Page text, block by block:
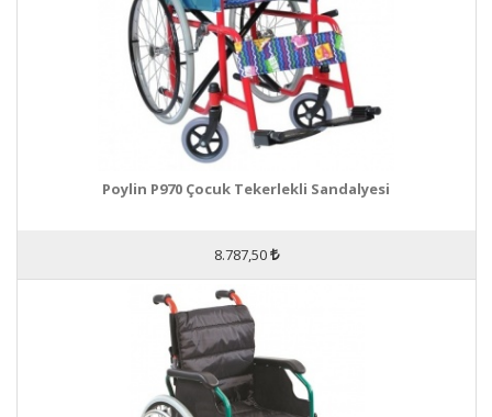
Poylin P970 Çocuk Tekerlekli Sandalyesi
8.787,50